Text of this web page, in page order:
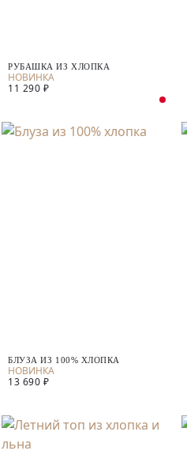
РУБАШКА ИЗ ХЛОПКА
11 290 ₽
БЛУЗА ИЗ 100% ХЛОПКА
13 690 ₽